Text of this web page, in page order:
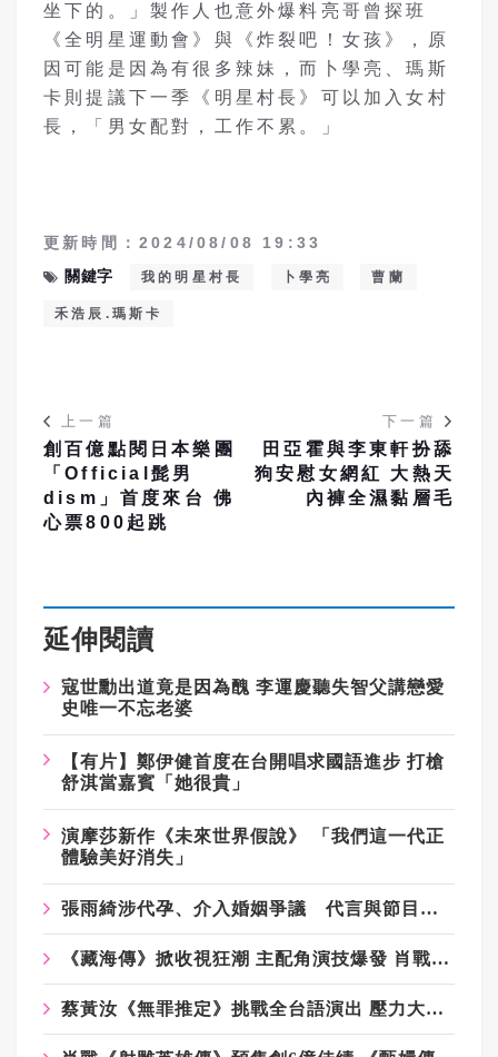
坐下的。」製作人也意外爆料亮哥曾探班
《全明星運動會》與《炸裂吧！女孩》，原
因可能是因為有很多辣妹，而卜學亮、瑪斯
卡則提議下一季《明星村長》可以加入女村
長，「男女配對，工作不累。」
更新時間：2024/08/08 19:33
關鍵字
我的明星村長 卜學亮 曹蘭
禾浩辰.瑪斯卡
上一篇
創百億點閱日本樂團
「Official髭男
dism」首度來台 佛
心票800起跳
下一篇
田亞霍與李東軒扮舔
狗安慰女網紅 大熱天
內褲全濕黏層毛
延伸閱讀
寇世勳出道竟是因為醜 李運慶聽失智父講戀愛
史唯一不忘老婆
【有片】鄭伊健首度在台開唱求國語進步 打槍
舒淇當嘉賓「她很貴」
演摩莎新作《未來世界假說》
「我們這一代正
體驗美好消失」
張雨綺涉代孕、介入婚姻爭議 代言與節目全面暫停 未回應指控
《藏海傳》掀收視狂潮 主配角演技爆發 肖戰不是第一
蔡黃汝《無罪推定》挑戰全台語演出 壓力大到腸躁症吃甜食安慰